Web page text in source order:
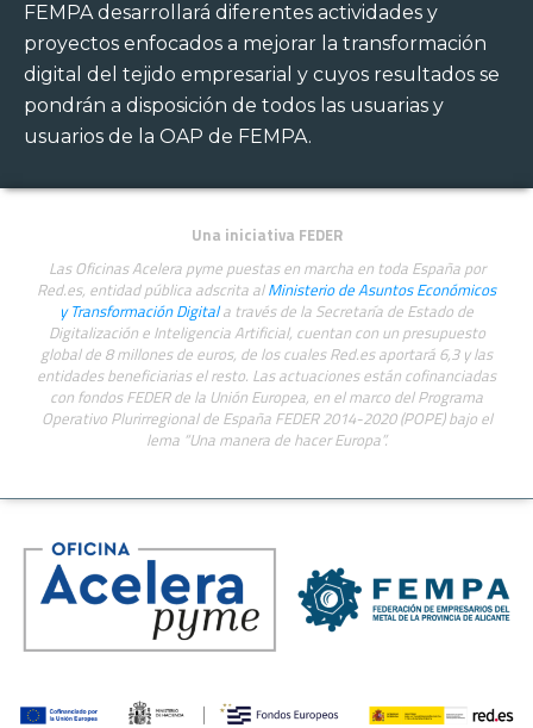
FEMPA desarrollará diferentes actividades y
proyectos enfocados a mejorar la transformación
digital del tejido empresarial y cuyos resultados se
pondrán a disposición de todos las usuarias y
usuarios de la OAP de FEMPA.
Una iniciativa FEDER
Las Oficinas Acelera pyme puestas en marcha en toda España por
Red.es, entidad pública adscrita alMinisterio de Asuntos Económicos
y Transformación Digitala través de la Secretaría de Estado de
Digitalización e Inteligencia Artificial, cuentan con un presupuesto
global de 8 millones de euros, de los cuales Red.es aportará 6,3 y las
entidades beneficiarias el resto. Las actuaciones están cofinanciadas
con fondos FEDER de la Unión Europea, en el marco del Programa
Operativo Plurirregional de España FEDER 2014-2020 (POPE) bajo el
lema “Una manera de hacer Europa”.